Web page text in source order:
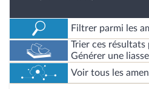
Filtrer parmi les
Trier ces résultats
Générer une
Voir tous les